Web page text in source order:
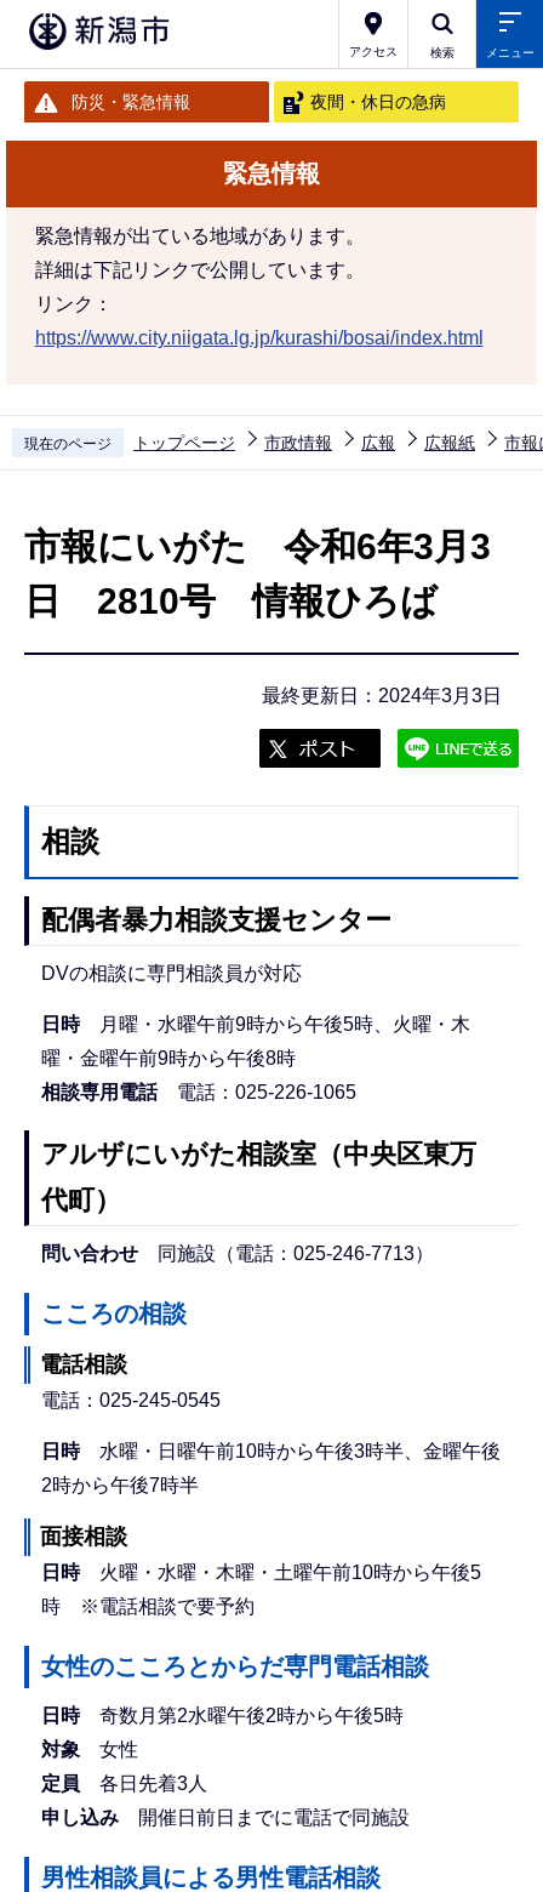
アクセス 検索 メニュー
防災・緊急情報 夜間・休日の急病
緊急情報
緊急情報が出ている地域があります。
詳細は下記リンクで公開しています。
リンク：
https://www.city.niigata.lg.jp/kurashi/bosai/index.html
現在のページ トップページ 市政情報 広報 広報紙 市報
市報にいがた 令和6年3月3
日 2810号 情報ひろば
最終更新日：2024年3月3日
相談
配偶者暴力相談支援センター
DVの相談に専門相談員が対応
日時月曜・水曜午前9時から午後5時、火曜・木
曜・金曜午前9時から午後8時
相談専用電話電話：025-226-1065
アルザにいがた相談室（中央区東万
代町）
問い合わせ同施設（電話：025-246-7713）
こころの相談
電話相談
電話：025-245-0545
日時水曜・日曜午前10時から午後3時半、金曜午後
2時から午後7時半
面接相談
日時火曜・水曜・木曜・土曜午前10時から午後5
時 ※電話相談で要予約
女性のこころとからだ専門電話相談
日時奇数月第2水曜午後2時から午後5時
対象 女性
定員 各日先着3人
申し込み開催日前日までに電話で同施設
男性相談員による男性電話相談